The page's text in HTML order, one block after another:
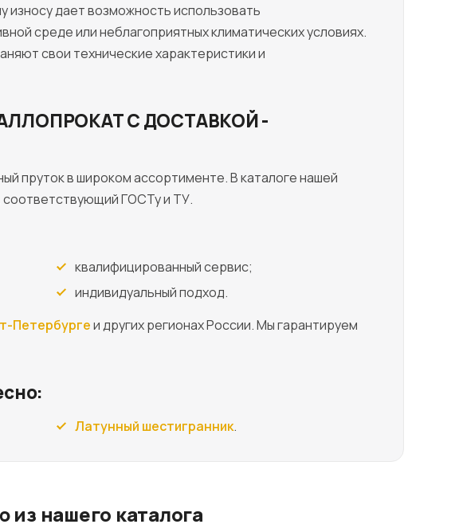
дает возможность использовать
среде или неблагоприятных климатических условиях.
свои технические характеристики и
С ДОСТАВКОЙ -
пруток в широком ассортименте. В каталоге нашей
ГОСТу и ТУ.
квалифицированный сервис;
индивидуальный подход.
Петербургеи других регионах России. Мы гарантируем
Латунный шестигранник.
нашего каталога